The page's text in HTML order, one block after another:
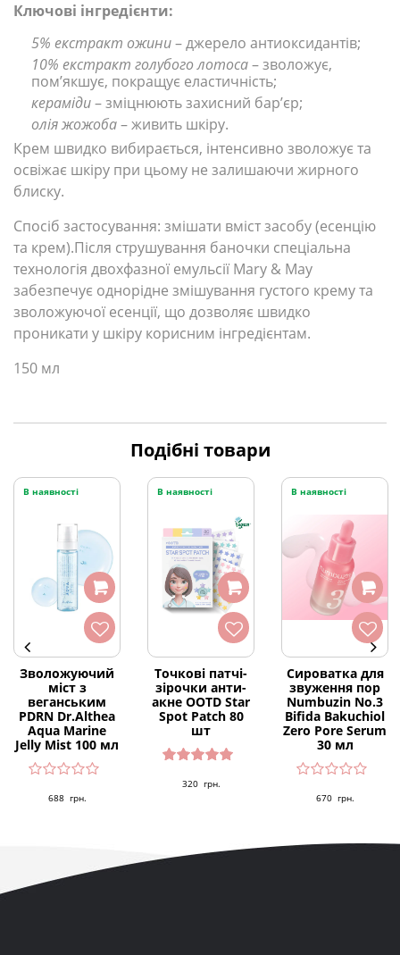
Ключові інгредієнти:
5% екстракт ожини– джерело антиоксидантів;
10% екстракт голубого лотоса– зволожує,
пом’якшує, покращує еластичність;
кераміди– зміцнюють захисний бар’єр;
олія жожоба– живить шкіру.
Крем швидко вибирається, інтенсивно зволожує та
освіжає шкіру при цьому не залишаючи жирного
блиску.
Спосіб застосування: змішати вміст засобу (есенцію
та крем).Після струшування баночки спеціальна
технологія двохфазної емульсії Mary & May
забезпечує однорідне змішування густого крему та
зволожуючої есенції, що дозволяє швидко
проникати у шкіру корисним інгредієнтам.
150 мл
Подібні товари
В наявності
Зволожуючий
міст з
веганським
PDRN Dr.Althea
Aqua Marine
Jelly Mist 100 мл
688 грн.
В наявності
Точкові патчі-
зірочки анти-
акне OOTD Star
Spot Patch 80
шт
5.00з 5
320 грн.
В наявності
Сироватка для
звуження пор
Numbuzin No.3
Bifida Bakuchiol
Zero Pore Serum
30 мл
670 грн.